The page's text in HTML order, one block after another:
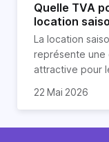
Quelle TVA
location
airbnb) ?
La location
représente une
attractive pour
patrimoine et
Cependant, il
Et qu’a-t-on
la TVA est
22 Mai 2026